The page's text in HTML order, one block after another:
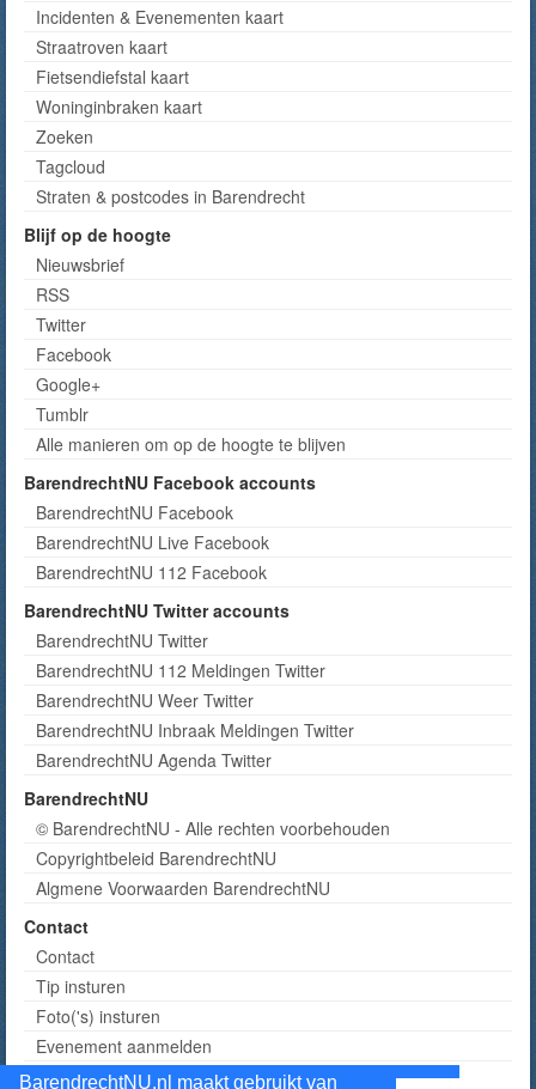
BarendrechtNU.nl maakt gebruikt van
Incidenten & Evenementen kaart
Straatroven kaart
Fietsendiefstal kaart
Woninginbraken kaart
Zoeken
Tagcloud
Straten & postcodes in Barendrecht
Blijf op de hoogte
Nieuwsbrief
RSS
Twitter
Facebook
Google+
Tumblr
Alle manieren om op de hoogte te blijven
BarendrechtNU Facebook accounts
BarendrechtNU Facebook
BarendrechtNU Live Facebook
BarendrechtNU 112 Facebook
BarendrechtNU Twitter accounts
BarendrechtNU Twitter
BarendrechtNU 112 Meldingen Twitter
BarendrechtNU Weer Twitter
BarendrechtNU Inbraak Meldingen Twitter
BarendrechtNU Agenda Twitter
BarendrechtNU
© BarendrechtNU - Alle rechten voorbehouden
Copyrightbeleid BarendrechtNU
Algmene Voorwaarden BarendrechtNU
Contact
Contact
Tip insturen
Foto('s) insturen
Evenement aanmelden
Informatie aanvragen adverteren